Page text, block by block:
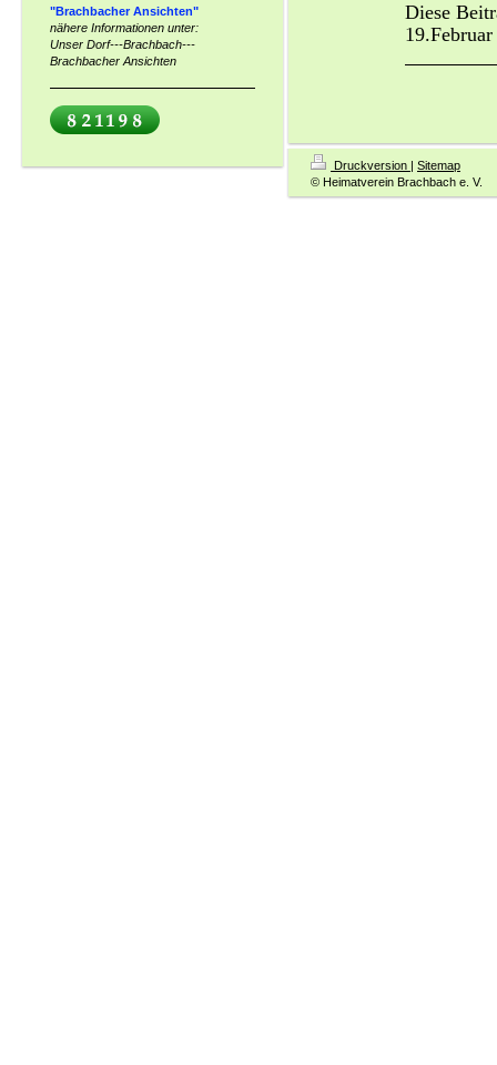
"Brachbacher Ansichten"
nähere Informationen unter:
Unser Dorf---Brachbach---
Brachbacher Ansichten
Diese
Druckversion | Sitemap
© Heimatverein Brachbach e. V.